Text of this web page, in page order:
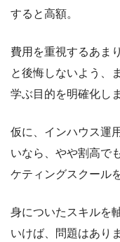
すると高額。
費用を重視するあま
と後悔しないよう、
学ぶ目的を明確化し
仮に、インハウス運
いなら、やや割高で
ケティングスクール
身についたスキルを
いけば、問題はあり